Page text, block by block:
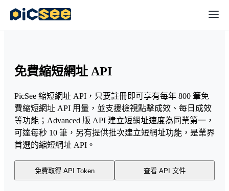
免費縮短網址 API
PicSee 縮短網址 API，只要註冊即可享有每年 800 筆免
費縮短網址 API 用量，並支援檢視點擊成效、每日成效
等功能；Advanced 版 API 建立短網址速度為同業第一，
可達每秒 10 筆，另有提供批次建立短網址功能，是業界
首選的縮短網址 API。
免費取得 API Token 查看 API 文件